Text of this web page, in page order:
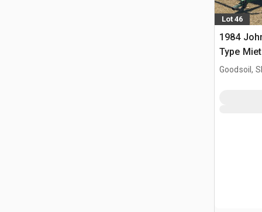
Lot 46
1984
Type
Goodsoil,